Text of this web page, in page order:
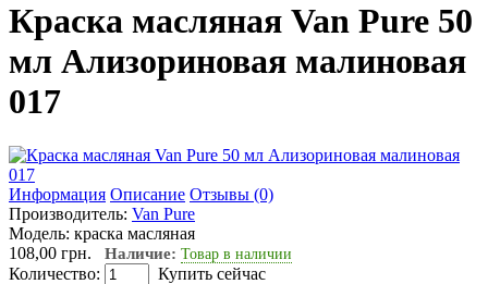
Краска масляная Van Pure 50
мл Ализориновая малиновая
017
Информация Описание Отзывы (0)
Производитель: Van Pure
Модель: краска масляная
108,00 грн. Наличие: Товар в наличии
Количество:
Купить сейчас